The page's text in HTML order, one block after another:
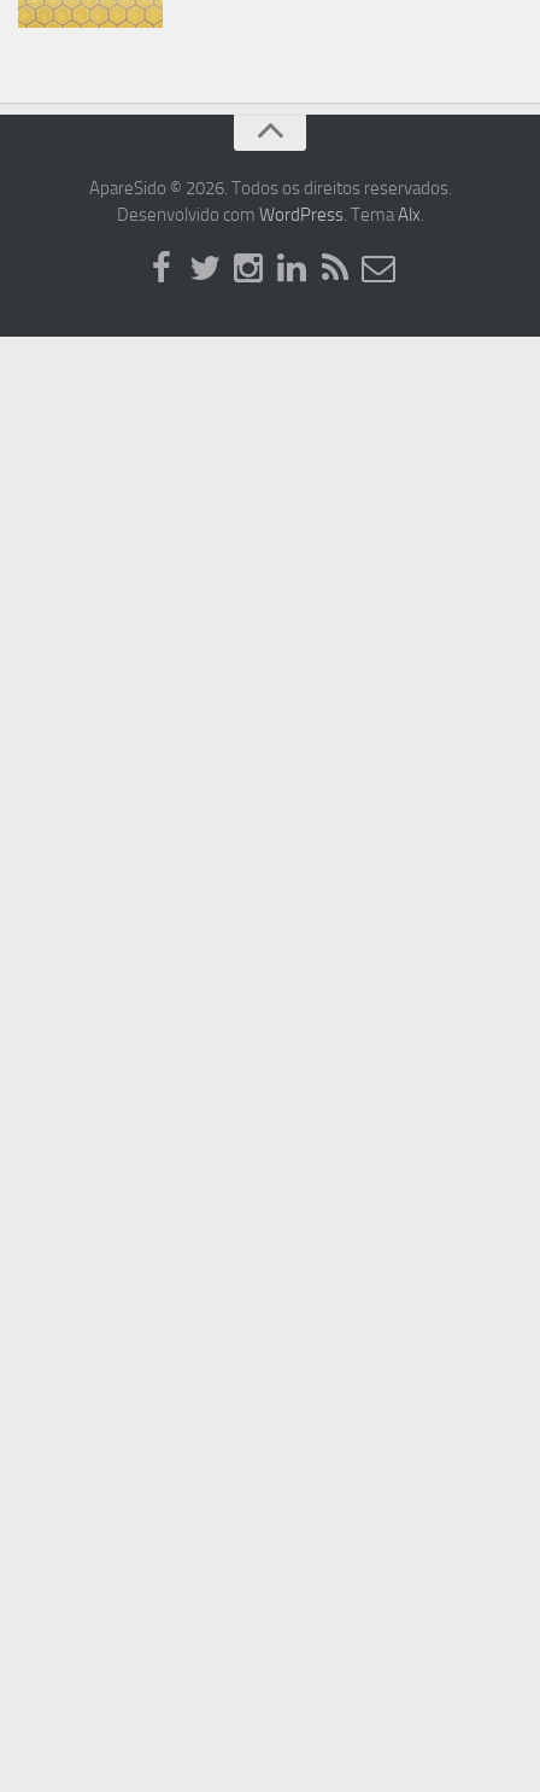
ApareSido © 2026. Todos os direitos reservados.
Desenvolvido com WordPress. TemaAlx.